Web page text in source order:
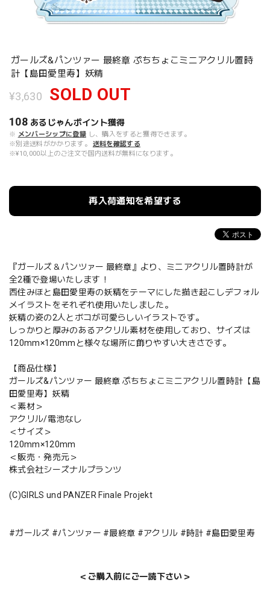
ガールズ&パンツァー 最終章 ぷちちょこミニアクリル置時
計【島田愛里寿】妖精
¥3,630 SOLD OUT
108 あるじゃんポイント獲得
※ メンバーシップに登録 し、購入をすると獲得できます。
※別途送料がかかります。
送料を確認する
※¥10,000以上のご注文で国内送料が無料になります。
再入荷通知を希望する
『ガールズ＆パンツァー 最終章』より、ミニアクリル置時計が
全2種で登場いたします！
西住みほと島田愛里寿の妖精をテーマにした描き起こしデフォル
メイラストをそれぞれ使用いたしました。
妖精の姿の2人とボコが可愛らしいイラストです。
しっかりと厚みのあるアクリル素材を使用しており、サイズは
120mm×120mmと様々な場所に飾りやすい大きさです。
【商品仕様】
ガールズ&パンツァー 最終章 ぷちちょこミニアクリル置時計【島
田愛里寿】妖精
＜素材＞
アクリル/電池なし
＜サイズ＞
120mm×120mm
＜販売・発売元＞
株式会社シーズナルプランツ
(C)GIRLS und PANZER Finale Projekt
#ガールズ #パンツァー #最終章 #アクリル #時計 #島田愛里寿
＜ご購入前にご一読下さい＞